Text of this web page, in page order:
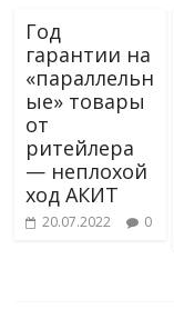
Год
гарантии на
«параллельн
ые» товары
от
ритейлера
— неплохой
ход АКИТ
20.07.2022 0